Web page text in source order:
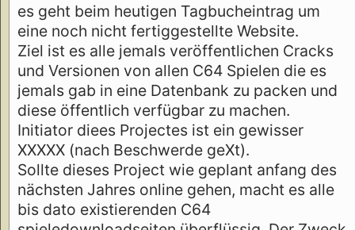
es geht beim heutigen Tagbucheintrag um
eine noch nicht fertiggestellte Website.
Ziel ist es alle jemals veröffentlichen Cracks
und Versionen von allen C64 Spielen die es
jemals gab in eine Datenbank zu packen und
diese öffentlich verfügbar zu machen.
Initiator diees Projectes ist ein gewisser
XXXXX (nach Beschwerde geXt).
Sollte dieses Project wie geplant anfang des
nächsten Jahres online gehen, macht es alle
bis dato existierenden C64